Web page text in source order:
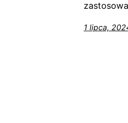
1 lipca,